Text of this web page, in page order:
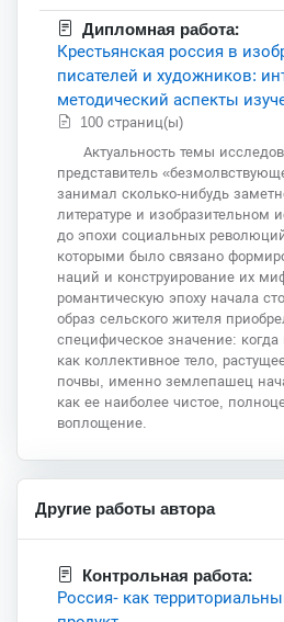
Дипломная работа:
Крестьянская россия в
писателей и художников:
методический аспекты
100 страниц(ы)
Актуальность темы
представитель
занимал сколько-нибудь
литературе и изобразительном
до эпохи социальных
которыми было связано
наций и конструирование их
романтическую эпоху начала
образ сельского жителя
специфическое значение:
как коллективное тело,
почвы, именно землепашец
как ее наиболее чистое,
воплощение.
Другие работы автора
Контрольная работа:
Россия- как